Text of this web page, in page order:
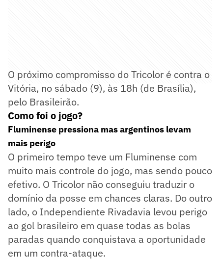
O próximo compromisso do Tricolor é contra o
Vitória, no sábado (9), às 18h (de Brasília),
pelo Brasileirão.
Como foi o jogo?
Fluminense pressiona mas argentinos levam
mais perigo
O primeiro tempo teve um Fluminense com
muito mais controle do jogo, mas sendo pouco
efetivo. O Tricolor não conseguiu traduzir o
domínio da posse em chances claras. Do outro
lado, o Independiente Rivadavia levou perigo
ao gol brasileiro em quase todas as bolas
paradas quando conquistava a oportunidade
em um contra-ataque.